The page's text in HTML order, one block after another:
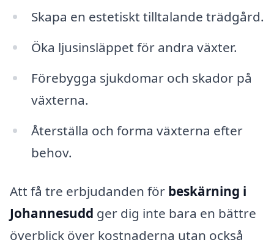
Skapa en estetiskt tilltalande trädgård.
Öka ljusinsläppet för andra växter.
Förebygga sjukdomar och skador på
växterna.
Återställa och forma växterna efter
behov.
Att få tre erbjudanden för beskärning i
Johannesudd ger dig inte bara en bättre
överblick över kostnaderna utan också